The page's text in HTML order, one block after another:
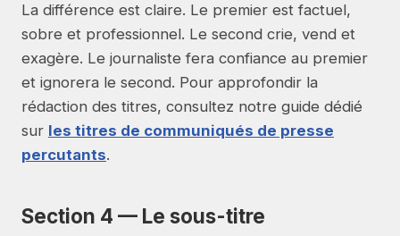
La différence est claire. Le premier est factuel,
sobre et professionnel. Le second crie, vend et
exagère. Le journaliste fera confiance au premier
et ignorera le second. Pour approfondir la
rédaction des titres, consultez notre guide dédié
sur les titres de communiqués de presse
percutants.
Section 4 — Le sous-titre